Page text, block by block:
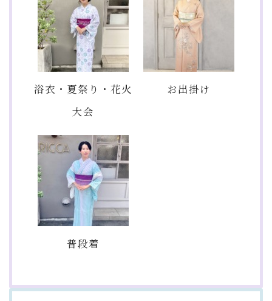
浴衣・夏祭り・花火
大会
お出掛け
普段着